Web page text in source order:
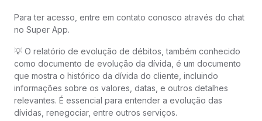
Para ter acesso, entre em contato conosco através do chat
no Super App.
💡 O relatório de evolução de débitos, também conhecido
como documento de evolução da dívida, é um documento
que mostra o histórico da dívida do cliente, incluindo
informações sobre os valores, datas, e outros detalhes
relevantes. É essencial para entender a evolução das
dívidas, renegociar, entre outros serviços.